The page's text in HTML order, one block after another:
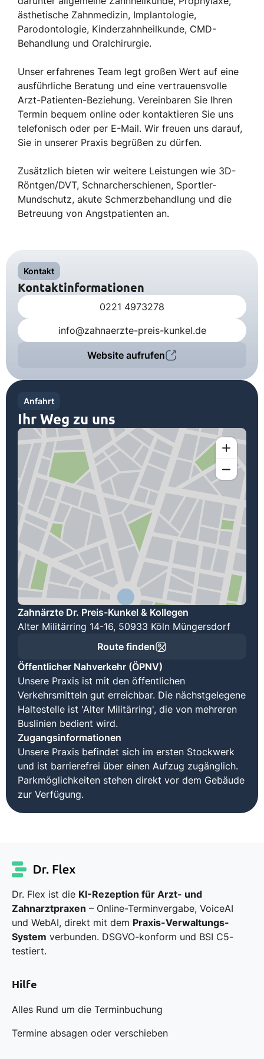
ästhetische Zahnmedizin, Implantologie,
Parodontologie, Kinderzahnheilkunde, CMD-
Behandlung und Oralchirurgie.
Unser erfahrenes Team legt großen Wert auf eine
ausführliche Beratung und eine vertrauensvolle
Arzt-Patienten-Beziehung. Vereinbaren Sie Ihren
Termin bequem online oder kontaktieren Sie uns
telefonisch oder per E-Mail. Wir freuen uns darauf,
Sie in unserer Praxis begrüßen zu dürfen.
Zusätzlich bieten wir weitere Leistungen wie 3D-
Röntgen/DVT, Schnarcherschienen, Sportler-
Mundschutz, akute Schmerzbehandlung und die
Betreuung von Angstpatienten an.
Kontakt
Kontaktinformationen
0221 4973278
info@zahnaerzte-preis-kunkel.de
Website aufrufen
Anfahrt
Ihr Weg zu uns
Zahnärzte Dr. Preis-Kunkel & Kollegen
Alter Militärring 14-16, 50933 Köln Müngersdorf
Route finden
Öffentlicher Nahverkehr (ÖPNV)
Unsere Praxis ist mit den öffentlichen
Verkehrsmitteln gut erreichbar. Die nächstgelegene
Haltestelle ist 'Alter Militärring', die von mehreren
Buslinien bedient wird.
Zugangsinformationen
Unsere Praxis befindet sich im ersten Stockwerk
und ist barrierefrei über einen Aufzug zugänglich.
Parkmöglichkeiten stehen direkt vor dem Gebäude
zur Verfügung.
Dr. Flex ist die KI-Rezeption für Arzt- und
Zahnarztpraxen – Online-Terminvergabe, VoiceAI
und WebAI, direkt mit dem Praxis-Verwaltungs-
System verbunden. DSGVO-konform und BSI C5-
testiert.
Hilfe
Alles Rund um die Terminbuchung
Termine absagen oder verschieben